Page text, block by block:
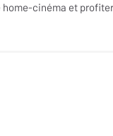
cinéma et